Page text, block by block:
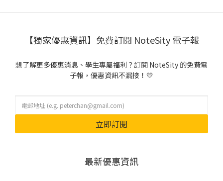
【獨家優惠資訊】免費訂閱 NoteSity 電子報
想了解更多優惠消息、學生專屬福利？訂閱 NoteSity 的免費電
子報，優惠資訊不漏接！💛
立即訂閱
最新優惠資訊